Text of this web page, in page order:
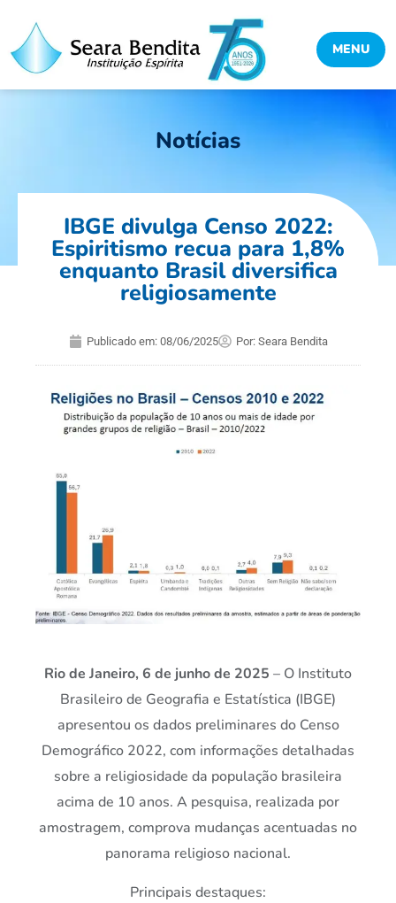
MENU
Notícias
IBGE divulga Censo 2022:
Espiritismo recua para 1,8%
enquanto Brasil diversifica
religiosamente
Publicado em: 08/06/2025 Por: Seara Bendita
Rio de Janeiro, 6 de junho de 2025 – O Instituto
Brasileiro de Geografia e Estatística (IBGE)
apresentou os dados preliminares do Censo
Demográfico 2022, com informações detalhadas
sobre a religiosidade da população brasileira
acima de 10 anos. A pesquisa, realizada por
amostragem, comprova mudanças acentuadas no
panorama religioso nacional.
Principais destaques: